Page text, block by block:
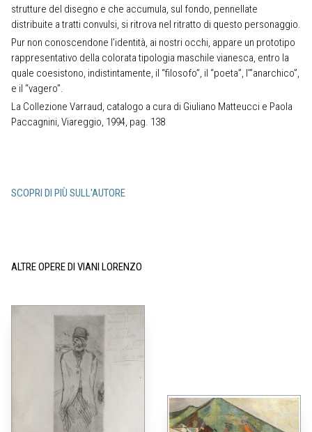
strutture del disegno e che accumula, sul fondo, pennellate
distribuite a tratti convulsi, si ritrova nel ritratto di questo personaggio.
Pur non conoscendone l’identità, ai nostri occhi, appare un prototipo
rappresentativo della colorata tipologia maschile vianesca, entro la
quale coesistono, indistintamente, il “filosofo”, il “poeta”, l’”anarchico”,
e il “vagero”.
La Collezione Varraud, catalogo a cura di Giuliano Matteucci e Paola
Paccagnini, Viareggio, 1994, pag. 138
SCOPRI DI PIÙ SULL'AUTORE
ALTRE OPERE DI VIANI LORENZO